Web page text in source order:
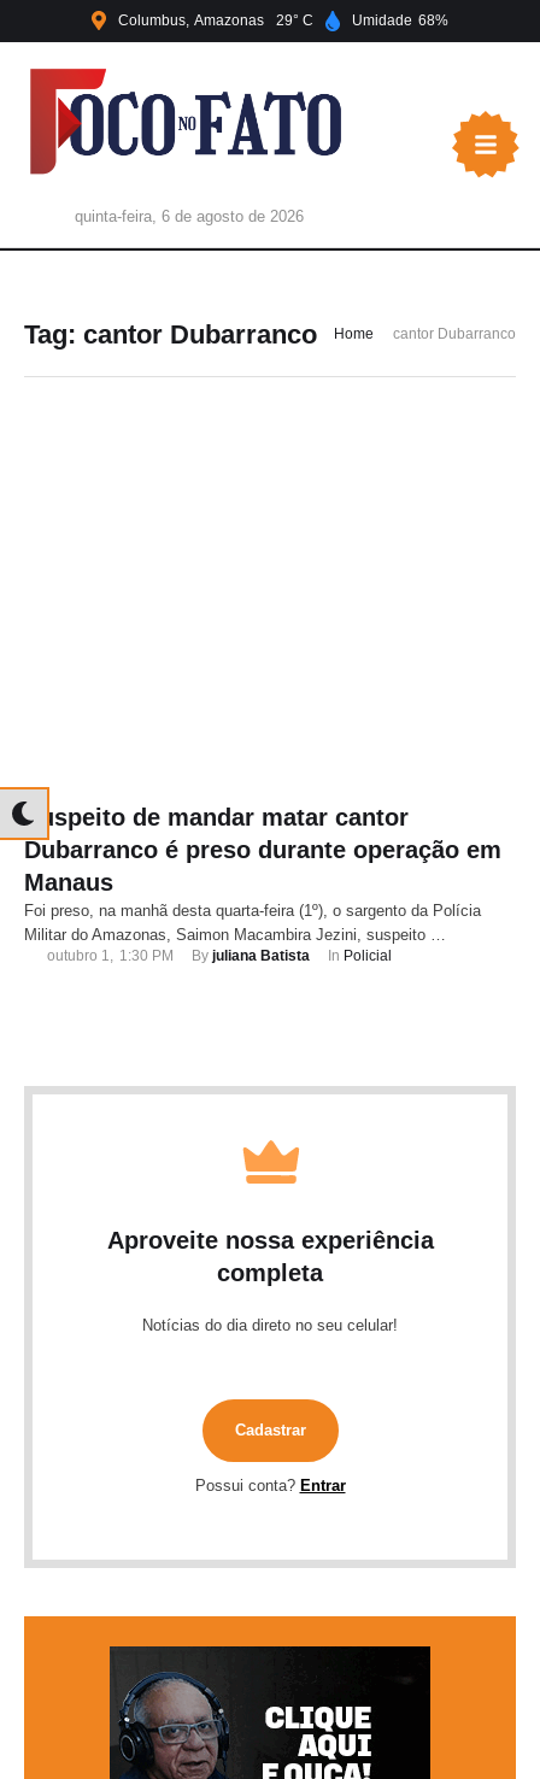
Columbus Amazonas 29 Umidade 68
quinta-feira, 6 de agosto de 2026
Tag: cantor Dubarranco Home cantor Dubarranco
Suspeito de mandar matar cantor
Dubarranco é preso durante operação em
Manaus
Foi preso, na manhã desta quarta-feira (1º), o sargento da Polícia
Militar do Amazonas, Saimon Macambira Jezini, suspeito …
outubro 1, 1:30 PM By juliana Batista In Policial
Aproveite nossa experiência
completa
Notícias do dia direto no seu celular!
Cadastrar
Possui conta? Entrar